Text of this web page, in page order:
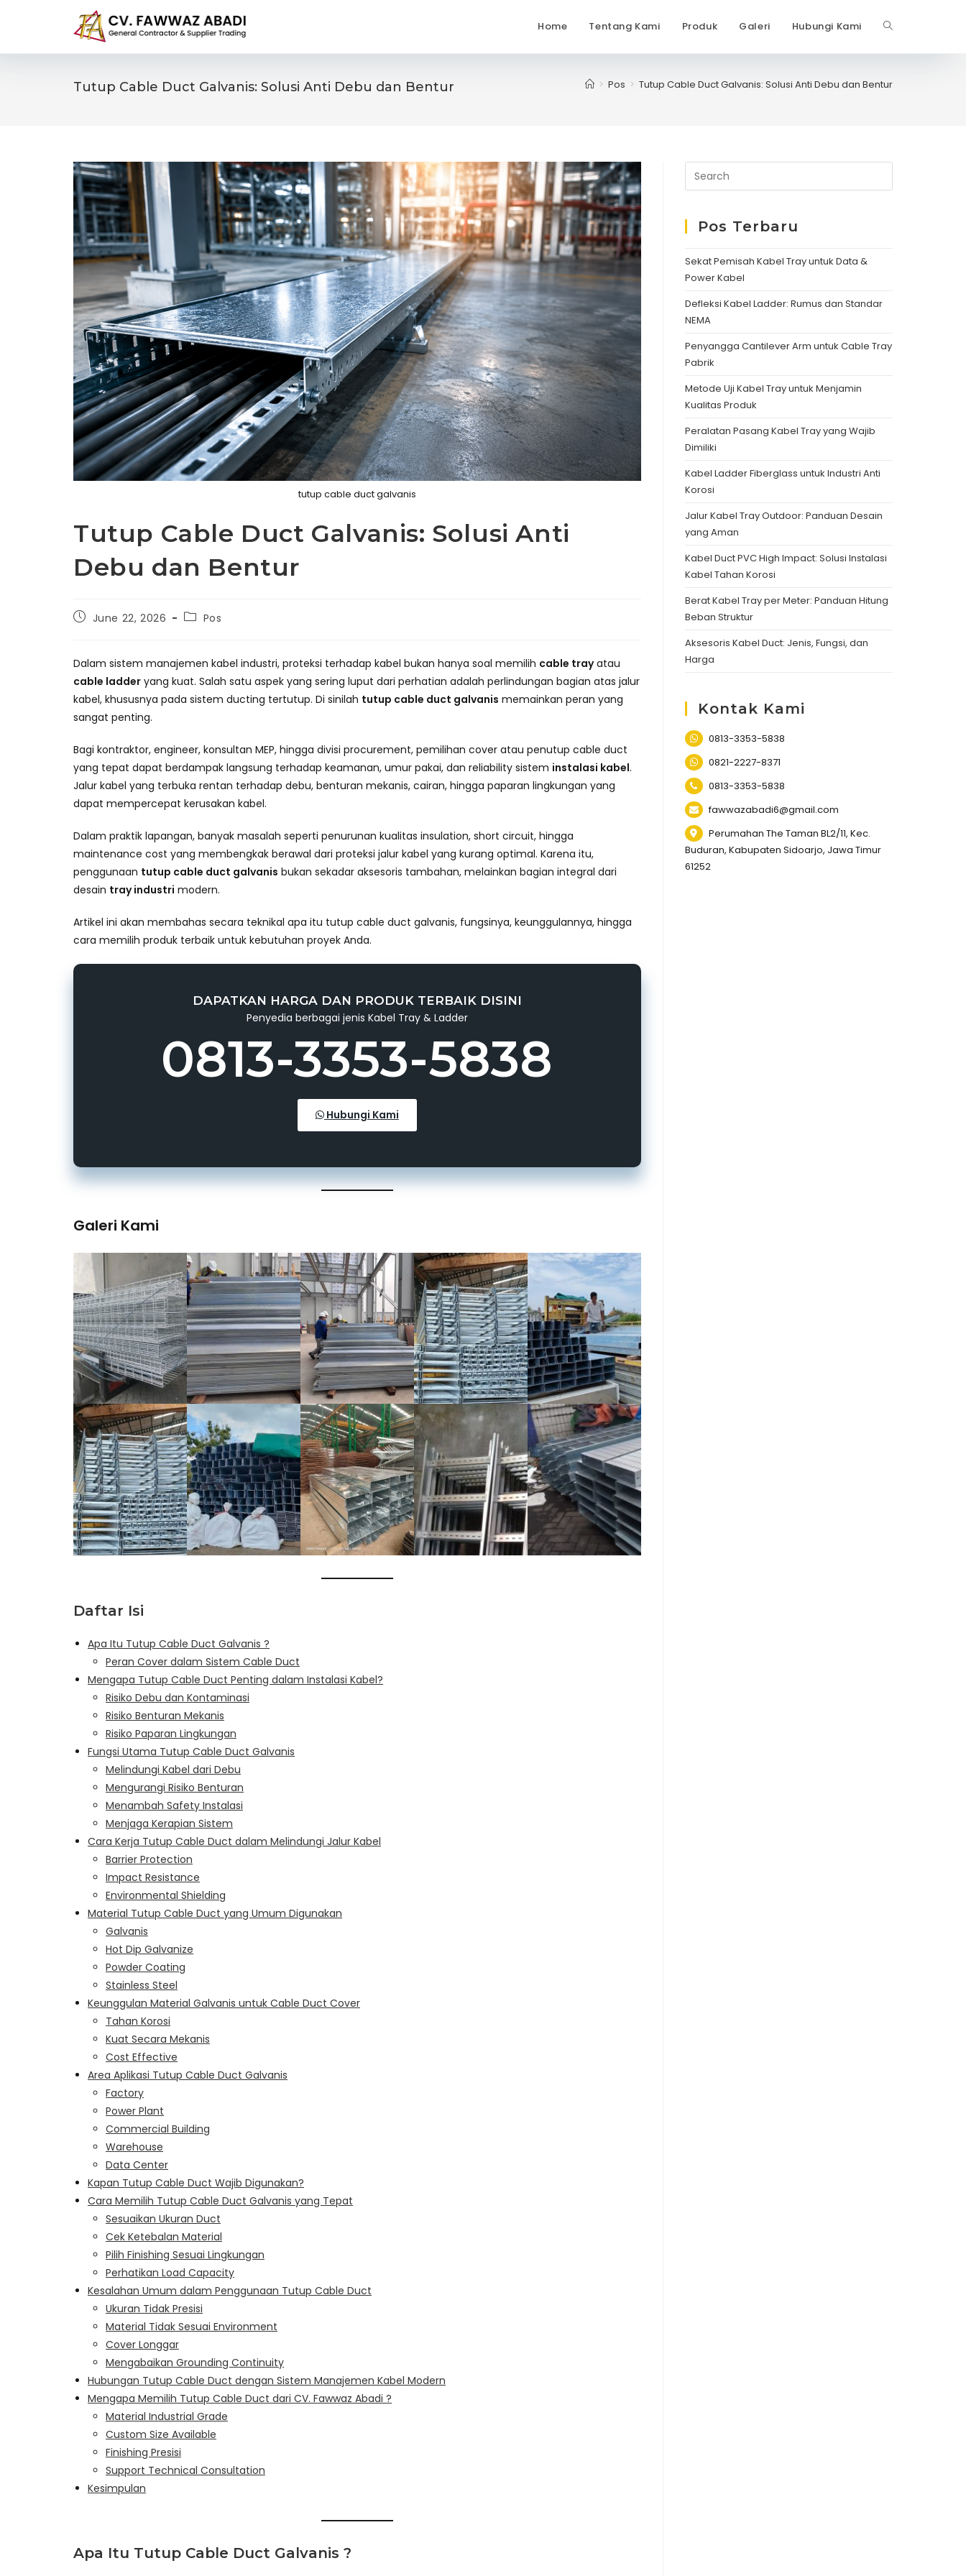
Home Tentang Kami Produk Galeri Hubungi Kami Toggle
website
Tutup Cable Duct Galvanis: Solusi Anti Debu dan Bentur > Pos > Tutup Cable Duct Galvanis: Solusi Anti Debu dan Bentur
tutup cable duct galvanis
Tutup Cable Duct Galvanis: Solusi Anti
Debu dan Bentur
PostJune 22, 2026
PostPos
Dalam sistem manajemen kabel industri, proteksi terhadap kabel bukan hanya soal memilih cable trayatau
cable ladder yang kuat. Salah satu aspek yang sering luput dari perhatian adalah perlindungan bagian atas jalur
kabel, khususnya pada sistem ducting tertutup. Di sinilah tutup cable duct galvanis memainkan peran yang
sangat penting.
Bagi kontraktor, engineer, konsultan MEP, hingga divisi procurement, pemilihan cover atau penutup cable duct
yang tepat dapat berdampak langsung terhadap keamanan, umur pakai, dan reliability sistem instalasi kabel.
Jalur kabel yang terbuka rentan terhadap debu, benturan mekanis, cairan, hingga paparan lingkungan yang
dapat mempercepat kerusakan kabel.
Dalam praktik lapangan, banyak masalah seperti penurunan kualitas insulation, short circuit, hingga
maintenance cost yang membengkak berawal dari proteksi jalur kabel yang kurang optimal. Karena itu,
penggunaan tutup cable duct galvanis bukan sekadar aksesoris tambahan, melainkan bagian integral dari
desain tray industri modern.
Artikel ini akan membahas secara teknikal apa itu tutup cable duct galvanis, fungsinya, keunggulannya, hingga
cara memilih produk terbaik untuk kebutuhan proyek Anda.
DAPATKAN HARGA DAN PRODUK TERBAIK DISINI
Penyedia berbagai jenis Kabel Tray & Ladder
0813-3353-5838
Hubungi Kami
Galeri Kami
Daftar Isi
Apa Itu Tutup Cable Duct Galvanis ?
Peran Cover dalam Sistem Cable Duct
Mengapa Tutup Cable Duct Penting dalam Instalasi Kabel?
Risiko Debu dan Kontaminasi
Risiko Benturan Mekanis
Risiko Paparan Lingkungan
Fungsi Utama Tutup Cable Duct Galvanis
Melindungi Kabel dari Debu
Mengurangi Risiko Benturan
Menambah Safety Instalasi
Menjaga Kerapian Sistem
Cara Kerja Tutup Cable Duct dalam Melindungi Jalur Kabel
Barrier Protection
Impact Resistance
Environmental Shielding
Material Tutup Cable Duct yang Umum Digunakan
Galvanis
Hot Dip Galvanize
Powder Coating
Stainless Steel
Keunggulan Material Galvanis untuk Cable Duct Cover
Tahan Korosi
Kuat Secara Mekanis
Cost Effective
Area Aplikasi Tutup Cable Duct Galvanis
Factory
Power Plant
Commercial Building
Warehouse
Data Center
Kapan Tutup Cable Duct Wajib Digunakan?
Cara Memilih Tutup Cable Duct Galvanis yang Tepat
Sesuaikan Ukuran Duct
Cek Ketebalan Material
Pilih Finishing Sesuai Lingkungan
Perhatikan Load Capacity
Kesalahan Umum dalam Penggunaan Tutup Cable Duct
Ukuran Tidak Presisi
Material Tidak Sesuai Environment
Cover Longgar
Mengabaikan Grounding Continuity
Hubungan Tutup Cable Duct dengan Sistem Manajemen Kabel Modern
Mengapa Memilih Tutup Cable Duct dari CV. Fawwaz Abadi ?
Material Industrial Grade
Custom Size Available
Finishing Presisi
Support Technical Consultation
Kesimpulan
Apa Itu Tutup Cable Duct Galvanis ?
Pos Terbaru
Sekat Pemisah Kabel Tray untuk Data &
Power Kabel
Defleksi Kabel Ladder: Rumus dan Standar
NEMA
Penyangga Cantilever Arm untuk Cable Tray
Pabrik
Metode Uji Kabel Tray untuk Menjamin
Kualitas Produk
Peralatan Pasang Kabel Tray yang Wajib
Dimiliki
Kabel Ladder Fiberglass untuk Industri Anti
Korosi
Jalur Kabel Tray Outdoor: Panduan Desain
yang Aman
Kabel Duct PVC High Impact: Solusi Instalasi
Kabel Tahan Korosi
Berat Kabel Tray per Meter: Panduan Hitung
Beban Struktur
Aksesoris Kabel Duct: Jenis, Fungsi, dan
Harga
Kontak Kami
0813-3353-5838
0821-2227-8371
0813-3353-5838
fawwazabadi6@gmail.com
Perumahan The Taman BL2/11, Kec.
Buduran, Kabupaten Sidoarjo, Jawa Timur
61252